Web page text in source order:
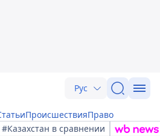
Рус
ПроисшествияПраво
#Казахстан в сравнении